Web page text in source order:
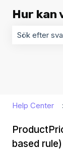
Hur kan
Help Center
based rule)